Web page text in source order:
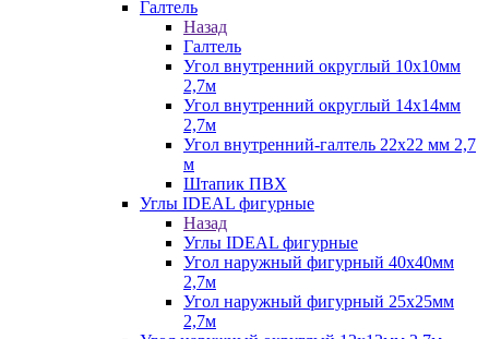
Галтель
Назад
Галтель
Угол внутренний округлый 10х10мм
2,7м
Угол внутренний округлый 14х14мм
2,7м
Угол внутренний-галтель 22х22 мм 2,7
м
Штапик ПВХ
Углы IDEAL фигурные
Назад
Углы IDEAL фигурные
Угол наружный фигурный 40х40мм
2,7м
Угол наружный фигурный 25х25мм
2,7м